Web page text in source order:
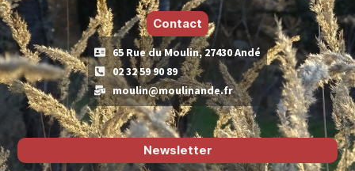
Contact
65 Rue du Moulin, 27430 Andé
02 32 59 90 89
moulin@moulinande.fr
Newsletter